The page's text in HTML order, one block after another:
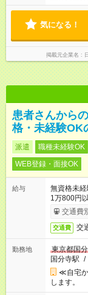
気になる！
掲載元企業名
患者さんから
格・未経験OK
派遣 職種未経験OK
WEB登録・面接OK
給与
無資格未
1万800円
交通費
交通費 交
勤務地
東京都国
国分寺駅 /
≪自宅
します。